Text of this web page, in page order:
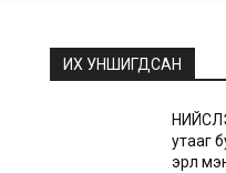
ИХ УНШИГДСАН
утааг
эрүүл